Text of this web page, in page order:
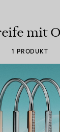
mit
1 PRODUKT